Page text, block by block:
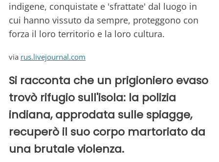
indigene, conquistate e 'sfrattate' dal luogo in
cui hanno vissuto da sempre, proteggono con
forza il loro territorio e la loro cultura.
via rus.livejournal.com
Si racconta che un prigioniero evaso
trovò rifugio sull'isola: la polizia
indiana, approdata sulle spiagge,
recuperò il suo corpo martoriato da
una brutale violenza.